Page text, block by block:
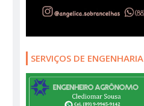
SERVIÇOS DE ENGENHARIA